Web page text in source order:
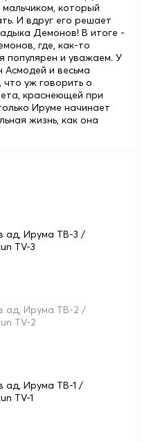
который
И вдруг его решает
Демонов! В итоге -
где, как-то
популярен и уважаем. У
Асмодей и весьма
уж говорить о
краснеющей при
Ируме начинает
жизнь, как она
ад, Ирума ТВ-3 /
TV-3
ад, Ирума ТВ-2 /
TV-2
ад, Ирума ТВ-1 /
TV-1